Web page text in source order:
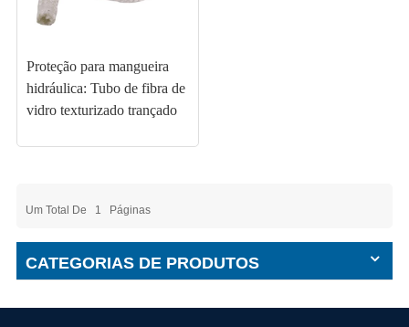
Proteção para mangueira
hidráulica: Tubo de fibra de
vidro texturizado trançado
Um Total De 1 Páginas
CATEGORIAS DE PRODUTOS